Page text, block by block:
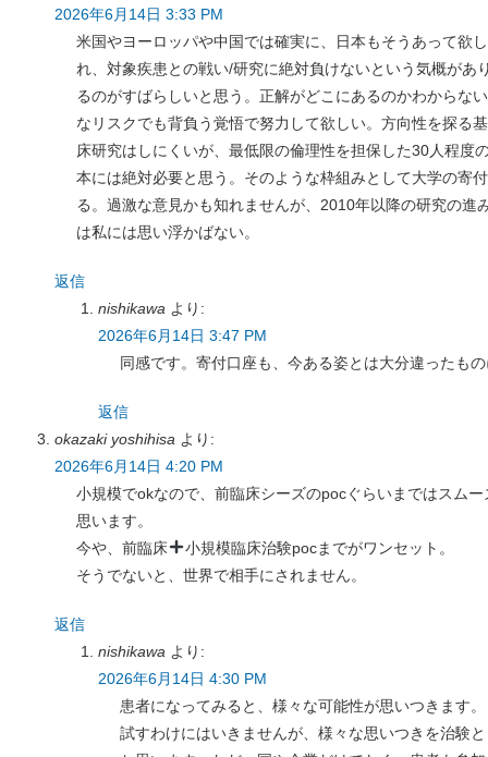
2026年6月14日 3:33 PM
米国やヨーロッパや中国では確実に、日本もそうあって欲
れ、対象疾患との戦い/研究に絶対負けないという気概があ
るのがすばらしいと思う。正解がどこにあるのかわからな
なリスクでも背負う覚悟で努力して欲しい。方向性を探る
床研究はしにくいが、最低限の倫理性を担保した30人程度
本には絶対必要と思う。そのような枠組みとして大学の寄
る。過激な意見かも知れませんが、2010年以降の研究の進
は私には思い浮かばない。
返信
nishikawa より:
2026年6月14日 3:47 PM
同感です。寄付口座も、今ある姿とは大分違ったも
返信
okazaki yoshihisa より:
2026年6月14日 4:20 PM
小規模でokなので、前臨床シーズのpocぐらいまではスム
思います。
今や、前臨床
小規模臨床治験pocまでがワンセット。
そうでないと、世界で相手にされません。
返信
nishikawa より:
2026年6月14日 4:30 PM
患者になってみると、様々な可能性が思いつきます
試すわけにはいきませんが、様々な思いつきを治験